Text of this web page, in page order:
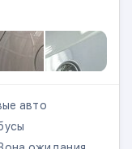
авто